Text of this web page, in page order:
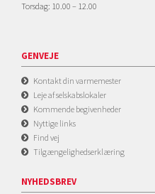
Torsdag: 10.00 – 12.00
GENVEJE
Kontakt din varmemester
Leje af selskabslokaler
Kommende begivenheder
Nyttige links
Find vej
Tilgængelighedserklæring
NYHEDSBREV